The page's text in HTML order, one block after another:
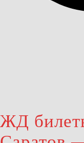
ЖД